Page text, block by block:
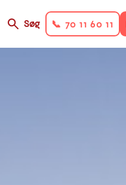
Søg 📞 70 11 60 11